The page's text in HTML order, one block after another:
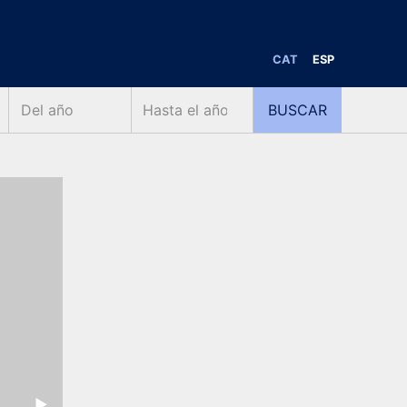
CAT ESP